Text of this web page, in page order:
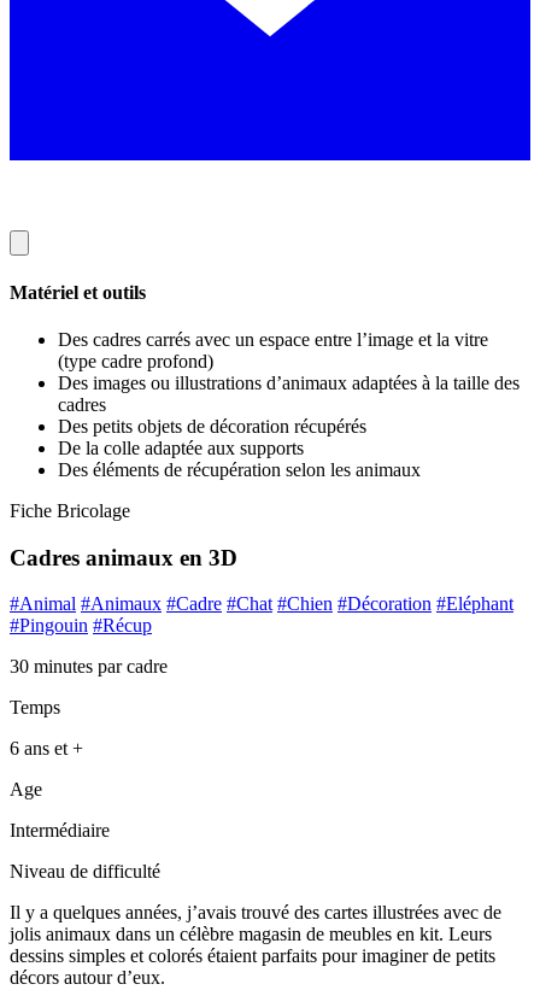
Matériel et outils
Des cadres carrés avec un espace entre l’image et la vitre
(type cadre profond)
Des images ou illustrations d’animaux adaptées à la taille des
cadres
Des petits objets de décoration récupérés
De la colle adaptée aux supports
Des éléments de récupération selon les animaux
Fiche Bricolage
Cadres animaux en 3D
#Animal #Animaux #Cadre #Chat #Chien #Décoration #Eléphant
#Pingouin #Récup
30 minutes par cadre
Temps
6 ans et +
Age
Intermédiaire
Niveau de difficulté
Il y a quelques années, j’avais trouvé des cartes illustrées avec de
jolis animaux dans un célèbre magasin de meubles en kit. Leurs
dessins simples et colorés étaient parfaits pour imaginer de petits
décors autour d’eux.